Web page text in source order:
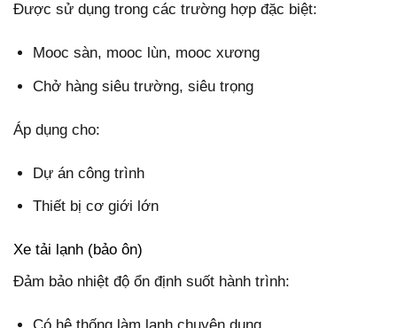
Được sử dụng trong các trường hợp đặc biệt:
Mooc sàn, mooc lùn, mooc xương
Chở hàng siêu trường, siêu trọng
Áp dụng cho:
Dự án công trình
Thiết bị cơ giới lớn
Xe tải lạnh (bảo ôn)
Đảm bảo nhiệt độ ổn định suốt hành trình:
Có hệ thống làm lạnh chuyên dụng